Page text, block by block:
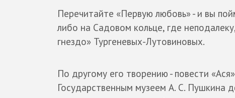
Перечитайте «Первую любовь» - и вы
либо на Садовом кольце, где
гнездо» Тургеневых-Лутовиновых.
По другому его творению - повести
Государственным музеем А. С. Пушкина